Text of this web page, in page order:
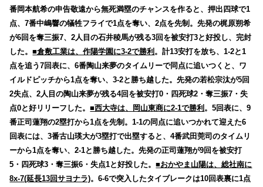
番岡本航希の申告敬遠から無死満塁のチャンスを作ると、押出四球で1
点、7番中嶋響の犠牲フライで1点を奪い、2点を先制。先発の梶原朔希
が6回を奪三振7、2人目の石井稜馬が残る3回を被安打3と好投し、完封
した。■倉敷工業は、作陽学園に3-2で勝利 。計13安打を放ち、1-2と1
点を追う7回表に、6番陶山来夢のタイムリーで同点に追いつくと、ワ
イルドピッチから1点を奪い、3-2と勝ち越した。先発の若松宗汰が5回
2失点、2人目の陶山来夢が残る4回を被安打0・四死球2・奪三振7・失
点0と好リリーフした。■西大寺は、岡山東商に2-1で勝利 。5回表に、9
番正司蓮翔の2塁打から1点を先制。1-1の同点に追いつかれて迎えた6
回表には、3番古山瑛大が3塁打で出塁すると、4番武田莞司のタイムリ
ーから1点を奪い、2-1と勝ち越した。先発の正司蓮翔が9回を被安打
5・四死球3・奪三振6・失点1と好投した。■おかやま山陽は、総社南に
8x-7(延長13回サヨナラ)。6-6で突入したタイブレークは10回表裏に1点